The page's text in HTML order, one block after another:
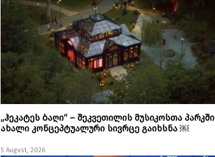
„ჰეკატეს ბაღი“ – შეკვეთილის მუსიკოსთა პარკში
ახალი კონცეპტუალური სივრცე გაიხსნა ￼
5 August, 2026